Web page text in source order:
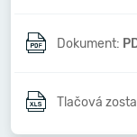
Dokument:
Tlačová